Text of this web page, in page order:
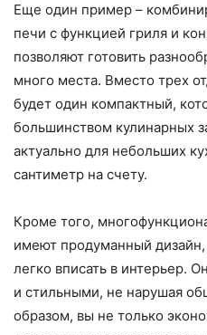
Еще один пример –
печи с функцией гриля и
позволяют готовить
много места. Вместо трех
будет один компактный,
большинством кулинарных
актуально для небольших
сантиметр на счету.
Кроме того,
имеют продуманный
легко вписать в интерьер.
и стильными, не нарушая
образом, вы не только